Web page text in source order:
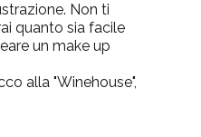
Non ti
quanto sia facile
un make up
alla "Winehouse",